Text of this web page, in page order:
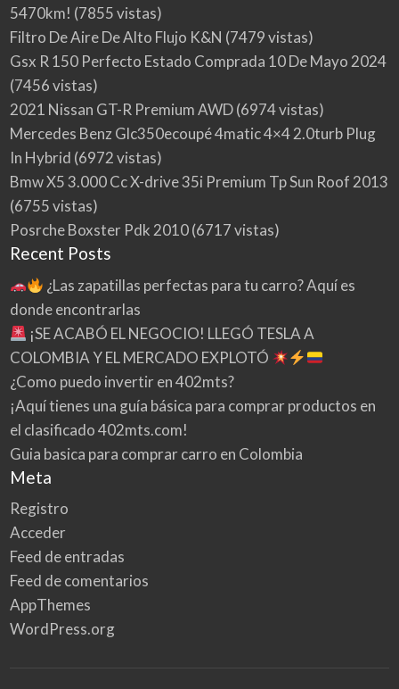
5470km! (7855 vistas)
Filtro De Aire De Alto Flujo K&N (7479 vistas)
Gsx R 150 Perfecto Estado Comprada 10 De Mayo 2024
(7456 vistas)
2021 Nissan GT-R Premium AWD(6974 vistas)
Mercedes Benz Glc350ecoupé 4matic 4×4 2.0turb Plug
In Hybrid (6972 vistas)
Bmw X5 3.000 Cc X-drive 35i Premium Tp Sun Roof 2013
(6755 vistas)
Posrche Boxster Pdk 2010(6717 vistas)
Recent Posts
¿Las zapatillas perfectas para tu carro? Aquí es
donde encontrarlas
¡SE ACABÓ EL NEGOCIO! LLEGÓ TESLA A
COLOMBIA Y EL MERCADO EXPLOTÓ
¿Como puedo invertir en 402mts?
¡Aquí tienes una guía básica para comprar productos en
el clasificado 402mts.com!
Guia basica para comprar carro en Colombia
Meta
Registro
Acceder
Feed de entradas
Feed de comentarios
AppThemes
WordPress.org